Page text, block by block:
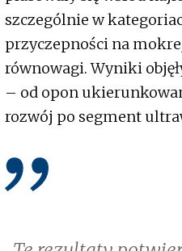
szczególnie w
przyczepności na
równowagi. Wyniki
– od opon
rozwój po segment